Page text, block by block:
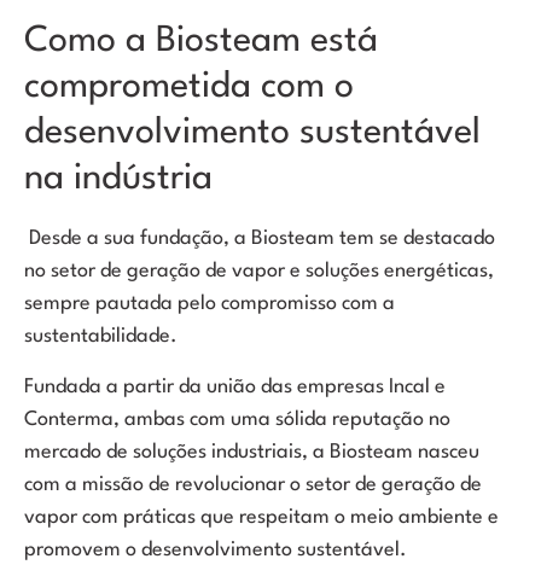
Como a Biosteam está
comprometida com o
desenvolvimento sustentável
na indústria
Desde a sua fundação, a Biosteam tem se destacado
no setor de geração de vapor e soluções energéticas,
sempre pautada pelo compromisso com a
sustentabilidade.
Fundada a partir da união das empresas Incal e
Conterma, ambas com uma sólida reputação no
mercado de soluções industriais, a Biosteam nasceu
com a missão de revolucionar o setor de geração de
vapor com práticas que respeitam o meio ambiente e
promovem o desenvolvimento sustentável.